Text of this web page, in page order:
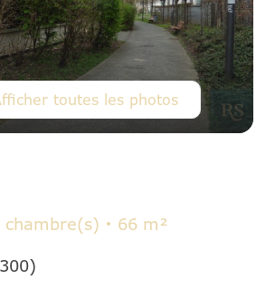
toutes les photos
chambre(s)
66 m²